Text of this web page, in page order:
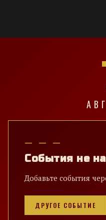
— — —
События не
Добавьте события
ДРУГОЕ СОБЫТИЕ